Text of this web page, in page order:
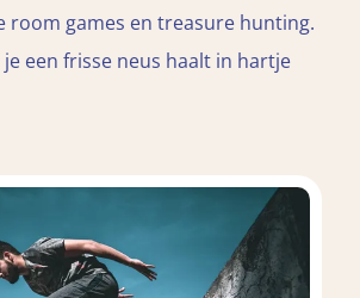
room games en treasure hunting.
een frisse neus haalt in hartje